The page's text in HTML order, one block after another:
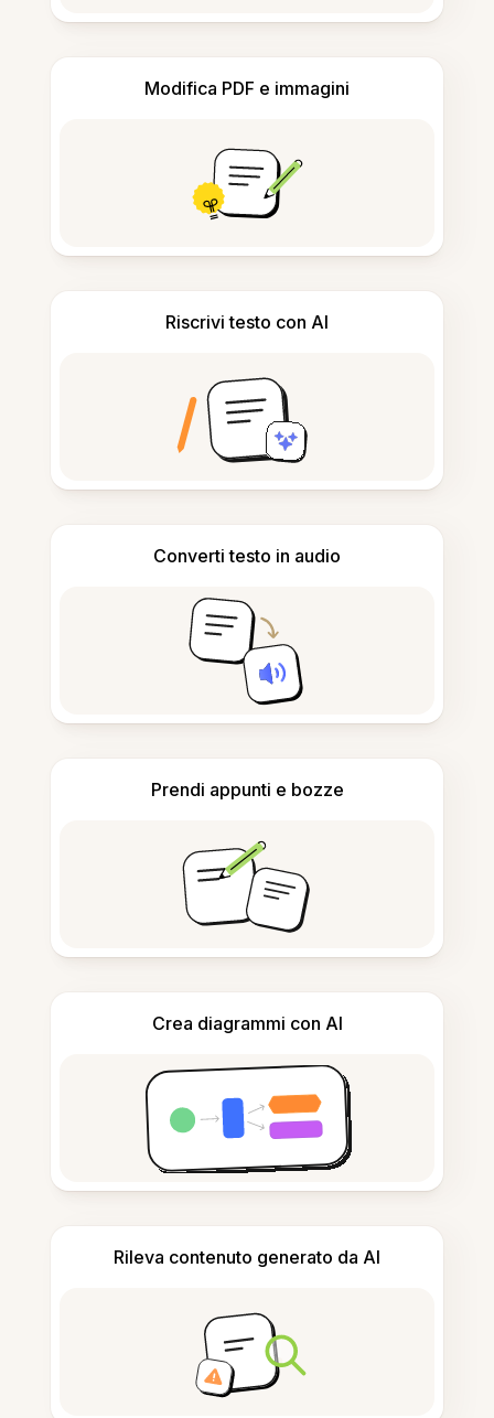
Modifica PDF e immagini
Riscrivi testo con AI
Converti testo in audio
Prendi appunti e bozze
Crea diagrammi con AI
Rileva contenuto generato da AI